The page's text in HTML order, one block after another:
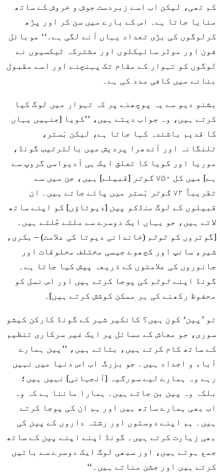
کم تھی، لیکن اب اسے زبردست جوش و خروش کے ساتھ
منایا جاتا ہے۔ اس کے بارے میں سن کر اور پڑھ
کرلوگوں کی بڑی تعداد یہاں آنے لگی ہے۔‘‘ موبائل
فون اور موٹر سائیکلوں اور مشترکہ ٹیکسیوں نے
لوگوں کو تہوار کے مقام تک پہنچنے اور اسے مقبول
بنانے میں کافی مدد کی ہے۔
بشنو دیو سے یہ پوچھنے پر کہ تہوار میں لوگ کیا
کرتے ہیں، وہ جواب دیتے ہیں، ’’کویا [جنہیں یہاں
کا قدیم باشندہ کہا جاتا ہے، لیکن بَستر،
تلنگانہ اور آندھرا پردیش میں بالترتیب گونڈ،
موریا اور کویا کا تعلق ایک ہی آدیواسی گروپ سے
ہے] میں کل ۷۵۰
گوتر [قبیلے] ہیں، جن میں سے
تقریباً ۷۲
گوتر
بَستر میں پائے جاتے ہیں۔ ان
قبیلوں کے لوگ منڈکو پین [دیوتاؤں] کو اپنے ساتھ
لاتے ہیں، جو یہاں ایک دوسرے سے ملتے جُلتے ہیں۔
[گوتروں کو ٹوٹم (خاندانی دیوتا کی علامت) – بکری،
شیر، سانپ اور کچھوے جیسی مختلف مخلوقات اور
جانوروں کی علامتوں کے ذریعہ پیش کیا جاتا ہے۔
گونڈ اپنے ٹوٹم کی پوجا کرتے ہیں اور اس نسل کو
محفوظ رکھنے کی ہر ممکن کوشش کرتے ہیں]۔
تو’پین‘ کون ہیں؟ کانکیر شہر کے گونڈ کارکن کیشو
سوری، جو معاش کے مسائل پر ایک غیر سرکاری تنظیم
کے ساتھ کام کرتے ہیں، بتاتے ہیں، ’’ پین ہمارے
آباء و اجداد ہیں۔ جو بزرگ اب اس دنیا میں نہیں
رہے وہ ہمارے لیےسورگیہ
[آنجہانی] نہیں ہیں؛
بلکہ وہ
پین بن جاتے ہیں۔ ہمارا ماننا ہے کہ وہ
اب بھی ہمارے ساتھ ہیں اور ہم ان کی پوجا کرتے
ہیں۔ ہم اپنے دوستوں اور رشتہ داروں کے پین کی
بھی زیارت کرتے ہیں۔ گونڈ اپنے اپنے پین کے ساتھ
جمع ہوتے ہیں، اور سبھی لوگ ایک دوسرے سے باتیں
کرتے ہیں اور جشن مناتے ہیں۔‘‘